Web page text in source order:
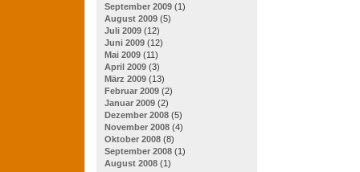
September 2009 (1)
August 2009 (5)
Juli 2009 (12)
Juni 2009 (12)
Mai 2009 (11)
April 2009 (3)
März 2009 (13)
Februar 2009 (2)
Januar 2009 (2)
Dezember 2008 (5)
November 2008 (4)
Oktober 2008 (8)
September 2008 (1)
August 2008 (1)